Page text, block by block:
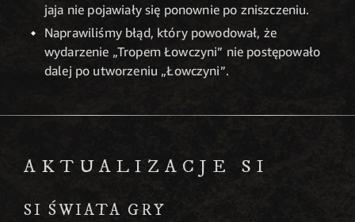
jaja nie pojawiały się ponownie po zniszczeniu.
Naprawiliśmy błąd, który powodował, że
wydarzenie „Tropem Łowczyni” nie postępowało
dalej po utworzeniu „Łowczyni”.
AKTUALIZACJE SI
SI ŚWIATA GRY